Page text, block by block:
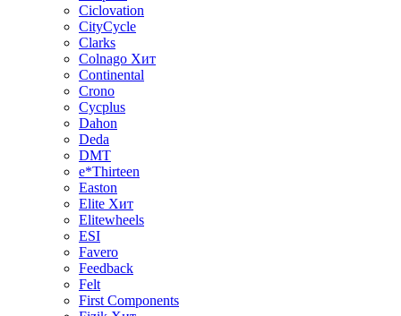
Ciclovation
CityCycle
Clarks
Colnago Хит
Continental
Crono
Cycplus
Dahon
Deda
DMT
e*Thirteen
Easton
Elite Хит
Elitewheels
ESI
Favero
Feedback
Felt
First Components